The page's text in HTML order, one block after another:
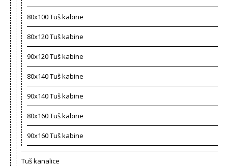
80x100 Tuš kabine
80x120 Tuš kabine
90x120 Tuš kabine
80x140 Tuš kabine
90x140 Tuš kabine
80x160 Tuš kabine
90x160 Tuš kabine
Tuš kanalice